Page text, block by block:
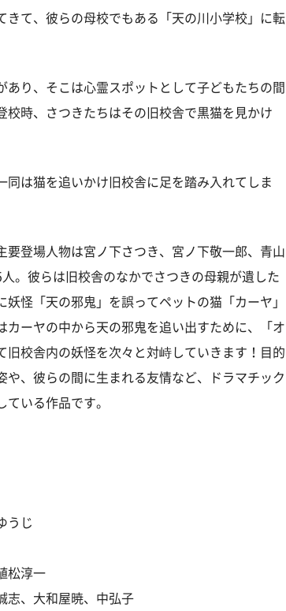
きて、彼らの母校でもある「天の川小学校」に転
あり、そこは心霊スポットとして子どもたちの間
校時、さつきたちはその旧校舎で黒猫を見かけ
同は猫を追いかけ旧校舎に足を踏み入れてしま
要登場人物は宮ノ下さつき、宮ノ下敬一郎、青山
。彼らは旧校舎のなかでさつきの母親が遺した
妖怪「天の邪鬼」を誤ってペットの猫「カーヤ」
カーヤの中から天の邪鬼を追い出すために、「オ
旧校舎内の妖怪を次々と対峙していきます！目的
や、彼らの間に生まれる友情など、ドラマチック
いる作品です。
うじ
松淳一
志、大和屋暁、中弘子